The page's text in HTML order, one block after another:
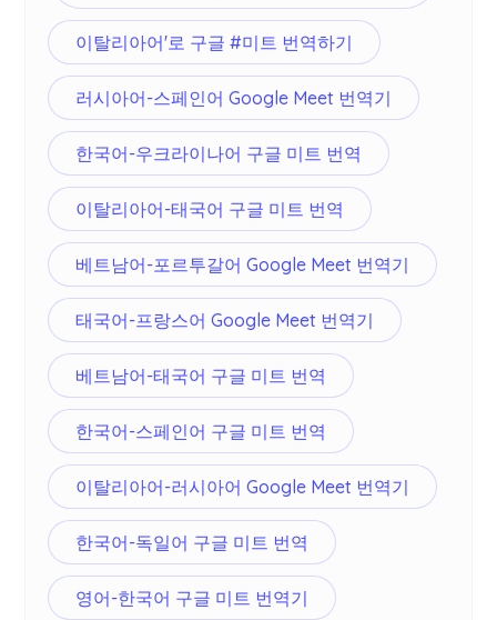
이탈리아어'로 구글 #미트 번역하기
러시아어-스페인어 Google Meet 번역기
한국어-우크라이나어 구글 미트 번역
이탈리아어-태국어 구글 미트 번역
베트남어-포르투갈어 Google Meet 번역기
태국어-프랑스어 Google Meet 번역기
베트남어-태국어 구글 미트 번역
한국어-스페인어 구글 미트 번역
이탈리아어-러시아어 Google Meet 번역기
한국어-독일어 구글 미트 번역
영어-한국어 구글 미트 번역기